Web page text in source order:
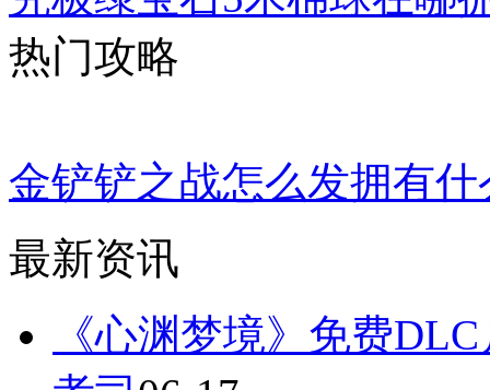
热门攻略
金铲铲之战怎么发拥有什
最新资讯
《心渊梦境》免费